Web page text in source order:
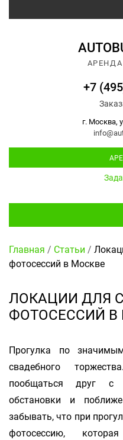
+7
г. Москва,
Главная / Статьи /
фотосессий в Москве
ЛОКАЦИИ ДЛЯ
ФОТОСЕССИЙ В
Прогулка по
свадебного
пообщаться друг с
обстановки и
забывать, что при
фотосессию,